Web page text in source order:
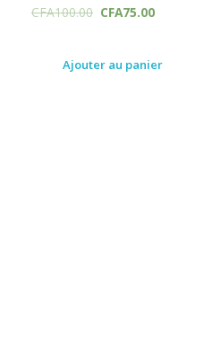
CFA100.00 CFA75.00
Ajouter au panier